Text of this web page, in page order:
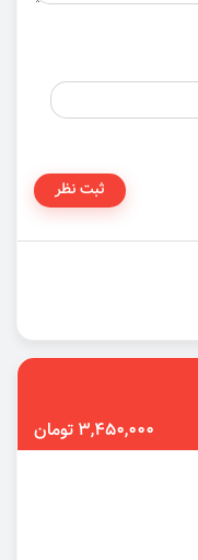
ثبت نظر
3,450,000 تومان